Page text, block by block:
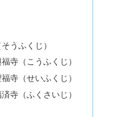
うふくじ）
寺（こうふくじ）
寺（せいふくじ）
寺（ふくさいじ）